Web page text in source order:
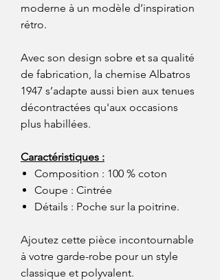
moderne à un modèle d’inspiration
rétro.
Avec son design sobre et sa qualité
de fabrication, la chemise Albatros
1947 s’adapte aussi bien aux tenues
décontractées qu'aux occasions
plus habillées.
Caractéristiques :
Composition : 100 % coton
Coupe : Cintrée
Détails : Poche sur la poitrine.
Ajoutez cette pièce incontournable
à votre garde-robe pour un style
classique et polyvalent.